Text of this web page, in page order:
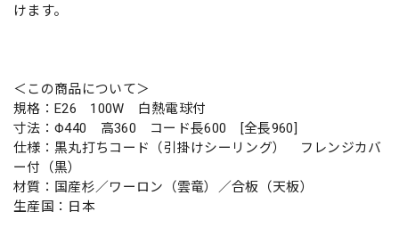
けます。
＜この商品について＞
規格：E26 100W 白熱電球付
寸法：Φ440 高360 コード長600 [全長960]
仕様：黒丸打ちコード（引掛けシーリング） フレンジカバ
ー付（黒）
材質：国産杉／ワーロン（雲竜）／合板（天板）
生産国：日本